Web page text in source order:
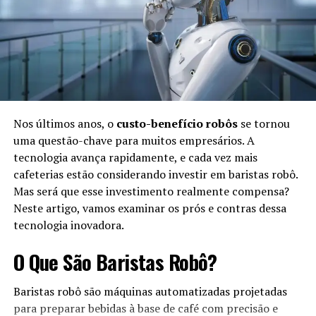
Década de 1950:Criação dos primeiros
programas de IA para resolver problemas
matemáticos simples.
Década de 1980:
Desenvolvimento de sistemas
especialistas, focando na tomada de decisões em
áreas específicas.
Fim dos anos 2000:Avanços emmachine learning
edeep learning, permitindo que a IA aprendesse e
melhorasse com experiências.
Atualidade:
Integração da IA em diversas áreas,
como saúde, finanças e entretenimento.
Benefícios da Simbiose na Vida
Cotidiana
O uso da IA na vida cotidiana traz diversos benefícios,
Nos últimos anos, o custo-benefício robôsse tornou
uma questão-chave para muitos empresários. A
tecnologia avança rapidamente, e cada vez mais
cafeterias estão considerando investir em baristas robô.
Mas será que esse investimento realmente compensa?
Neste artigo, vamos examinar os prós e contras dessa
tecnologia inovadora.
O Que São Baristas Robô?
Baristas robô são máquinas automatizadas projetadas
para preparar bebidas à base de café com precisão e